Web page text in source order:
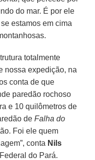
do mar. É por ele
estamos em cima
totalmente
nossa expedição, na
conta de que
paredão rochoso
e 10 quilômetros de
de Falha do
Foi ele quem
conta Nils
do Pará.